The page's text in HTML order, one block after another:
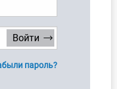
пароль?